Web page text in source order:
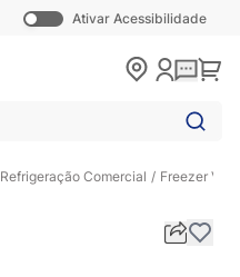
Ativar Acessibilidade
Refrigeração Comercial / Freezer